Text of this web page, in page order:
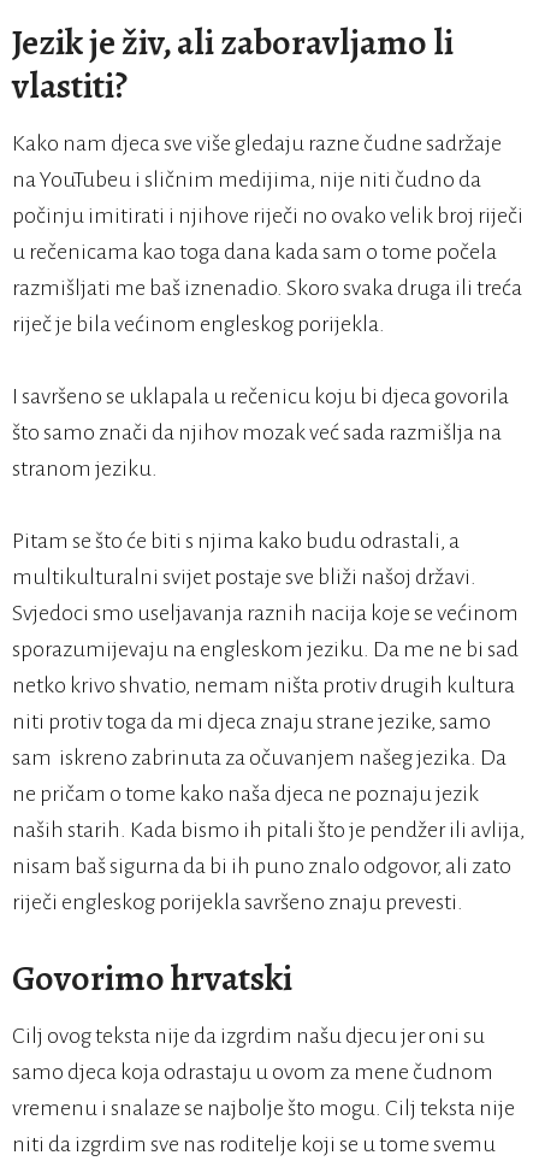
Jezik je živ, ali zaboravljamo li
vlastiti?
Kako nam djeca sve više gledaju razne čudne sadržaje
na YouTubeu i sličnim medijima, nije niti čudno da
počinju imitirati i njihove riječi no ovako velik broj riječi
u rečenicama kao toga dana kada sam o tome počela
razmišljati me baš iznenadio. Skoro svaka druga ili treća
riječ je bila većinom engleskog porijekla.
I savršeno se uklapala u rečenicu koju bi djeca govorila
što samo znači da njihov mozak već sada razmišlja na
stranom jeziku.
Pitam se što će biti s njima kako budu odrastali, a
multikulturalni svijet postaje sve bliži našoj državi.
Svjedoci smo useljavanja raznih nacija koje se većinom
sporazumijevaju na engleskom jeziku. Da me ne bi sad
netko krivo shvatio, nemam ništa protiv drugih kultura
niti protiv toga da mi djeca znaju strane jezike, samo
sam iskreno zabrinuta za očuvanjem našeg jezika. Da
ne pričam o tome kako naša djeca ne poznaju jezik
naših starih. Kada bismo ih pitali što je pendžer ili avlija,
nisam baš sigurna da bi ih puno znalo odgovor, ali zato
riječi engleskog porijekla savršeno znaju prevesti.
Govorimo hrvatski
Cilj ovog teksta nije da izgrdim našu djecu jer oni su
samo djeca koja odrastaju u ovom za mene čudnom
vremenu i snalaze se najbolje što mogu. Cilj teksta nije
niti da izgrdim sve nas roditelje koji se u tome svemu